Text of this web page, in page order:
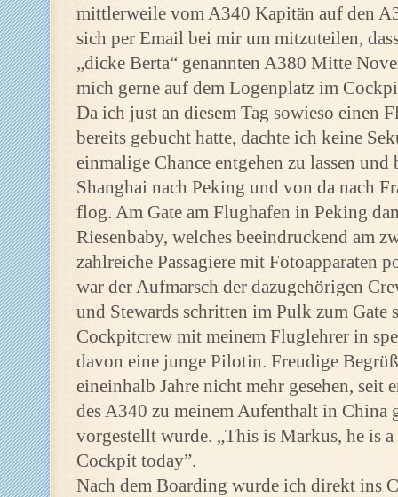
mittlerweile vom A340 Kapitän auf den
sich per Email bei mir um mitzuteilen,
„dicke Berta“ genannten A380 Mitte
mich gerne auf dem Logenplatz im
Da ich just an diesem Tag sowieso einen
bereits gebucht hatte, dachte ich keine
einmalige Chance entgehen zu lassen
Shanghai nach Peking und von da nach
flog. Am Gate am Flughafen in Peking
Riesenbaby, welches beeindruckend am
zahlreiche Passagiere mit Fotoapparaten
war der Aufmarsch der dazugehörigen
und Stewards schritten im Pulk zum
Cockpitcrew mit meinem Fluglehrer in
davon eine junge Pilotin. Freudige
eineinhalb Jahre nicht mehr gesehen, seit
des A340 zu meinem Aufenthalt in China
vorgestellt wurde. „This is Markus, he is
Cockpit today”.
Nach dem Boarding wurde ich direkt ins